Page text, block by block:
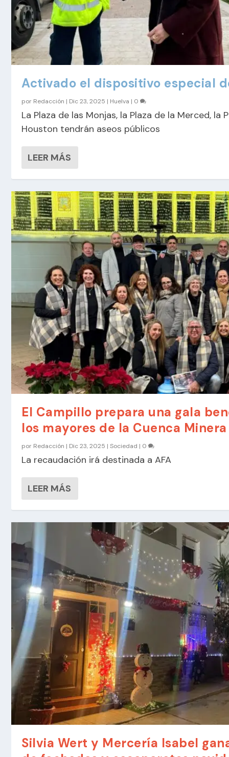
Activado el dispositivo especial
por Redacción | Dic 23, 2025 | Huelva | 0
La Plaza de las Monjas, la Plaza de la Merced, la
Houston tendrán aseos públicos
LEER MÁS
El Campillo prepara una gala
los mayores de la Cuenca Minera
por Redacción | Dic 23, 2025 |Sociedad | 0
La recaudación irá destinada a AFA
LEER MÁS
Silvia Wert y Mercería Isabel